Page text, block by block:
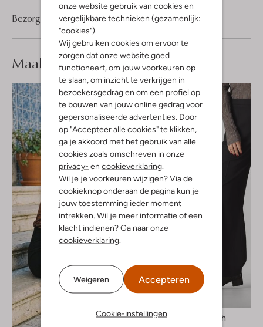
onze website gebruik van cookies en
vergelijkbare technieken (gezamenlijk:
"cookies").
Wij gebruiken cookies om ervoor te
zorgen dat onze website goed
functioneert, om jouw voorkeuren op
te slaan, om inzicht te verkrijgen in
bezoekersgedrag en om een profiel op
te bouwen van jouw online gedrag voor
gepersonaliseerde advertenties. Door
op "Accepteer alle cookies" te klikken,
ga je akkoord met het gebruik van alle
cookies zoals omschreven in onze
privacy- en cookieverklaring.
Wil je je voorkeuren wijzigen? Via de
cookieknop onderaan de pagina kun je
jouw toestemming ieder moment
intrekken. Wil je meer informatie of een
klacht indienen? Ga naar onze
cookieverklaring.
Weigeren Accepteren
Cookie-instellingen
Bezorgen & retourneren
Maak jelook compleet
Mos Mosh